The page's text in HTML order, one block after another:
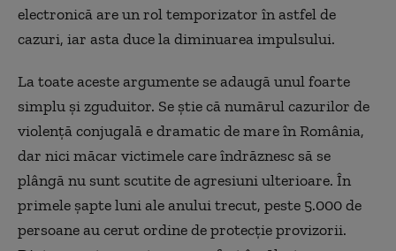
electronică are un rol temporizator în astfel de
cazuri, iar asta duce la diminuarea impulsului.
La toate aceste argumente se adaugă unul foarte
simplu și zguduitor. Se știe că numărul cazurilor de
violență conjugală e dramatic de mare în România,
dar nici măcar victimele care îndrăznesc să se
plângă nu sunt scutite de agresiuni ulterioare. În
primele șapte luni ale anului trecut, peste 5.000 de
persoane au cerut ordine de protecție provizorii.